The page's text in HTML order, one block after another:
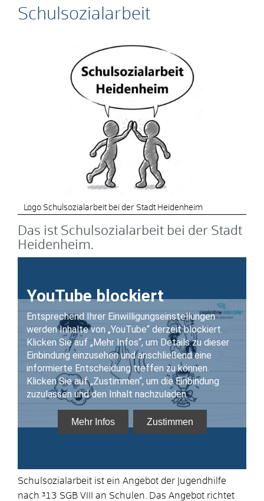
Schulsozialarbeit
Logo Schulsozialarbeit bei der Stadt Heidenheim
Das ist Schulsozialarbeit bei der Stadt
Heidenheim.
Schulsozialarbeit ist ein Angebot der Jugendhilfe
nach ³13 SGB VIII an Schulen. Das Angebot richtet